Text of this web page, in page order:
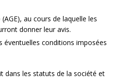
(AGE), au cours de laquelle les
donner leur avis.
éventuelles conditions imposées
dans les statuts de la société et